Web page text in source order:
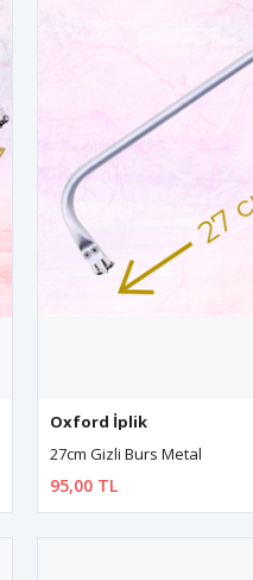
Oxford İplik
27cm Gizli Burs Metal
95,00 TL